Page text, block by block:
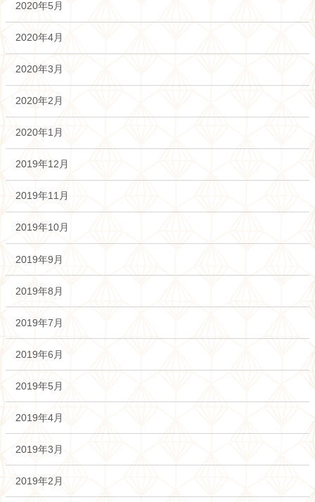
2020年5月
2020年4月
2020年3月
2020年2月
2020年1月
2019年12月
2019年11月
2019年10月
2019年9月
2019年8月
2019年7月
2019年6月
2019年5月
2019年4月
2019年3月
2019年2月